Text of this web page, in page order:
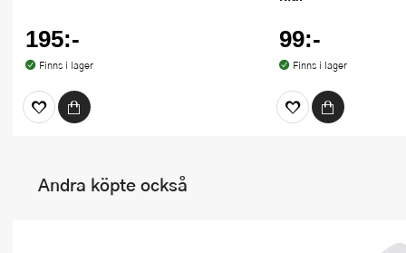
195:-
Finns i lager
99:-
Finns i lager
Andra köpte också